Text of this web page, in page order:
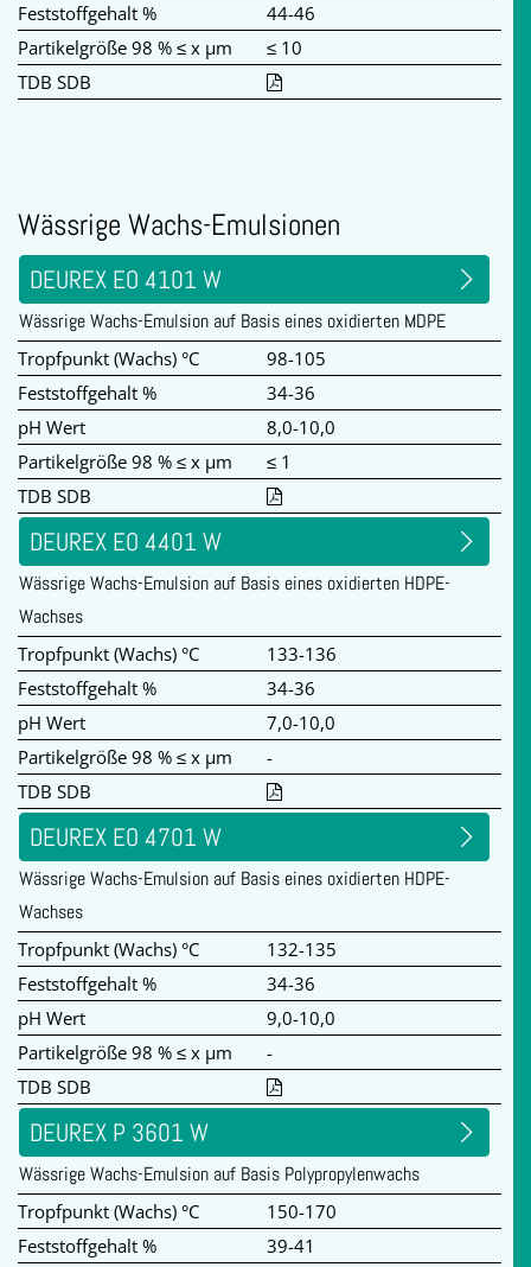
Feststoffgehalt %
44-46
Partikelgröße 98 % ≤ x µm
≤ 10
TDB SDB
Wässrige Wachs-Emulsionen
DEUREX EO 4101 W
Wässrige Wachs-Emulsion auf Basis eines oxidierten MDPE
Tropfpunkt (Wachs) °C
98-105
Feststoffgehalt %
34-36
pH Wert
8,0-10,0
Partikelgröße 98 % ≤ x µm
≤ 1
TDB SDB
DEUREX EO 4401 W
Wässrige Wachs-Emulsion auf Basis eines oxidierten HDPE-
Wachses
Tropfpunkt (Wachs) °C
133-136
Feststoffgehalt %
34-36
pH Wert
7,0-10,0
Partikelgröße 98 % ≤ x µm
-
TDB SDB
DEUREX EO 4701 W
Wässrige Wachs-Emulsion auf Basis eines oxidierten HDPE-
Wachses
Tropfpunkt (Wachs) °C
132-135
Feststoffgehalt %
34-36
pH Wert
9,0-10,0
Partikelgröße 98 % ≤ x µm
-
TDB SDB
DEUREX P 3601 W
Wässrige Wachs-Emulsion auf Basis Polypropylenwachs
Tropfpunkt (Wachs) °C
150-170
Feststoffgehalt %
39-41